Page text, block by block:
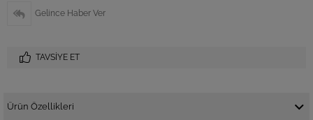
Gelince Haber Ver
TAVSIYE ET
Ürün Özellikleri